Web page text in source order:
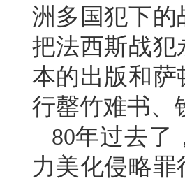
洲多国犯下
把法西斯战
本的出版和
行罄竹难书、
80年过去了
力美化侵略